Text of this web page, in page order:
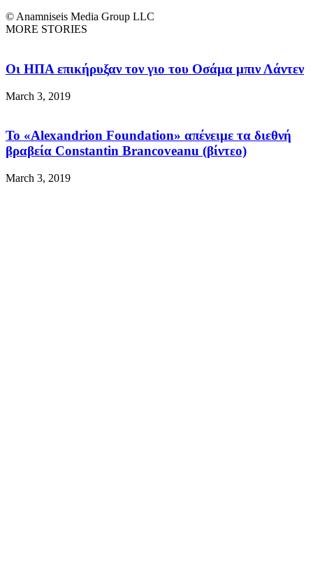
© Anamniseis Media Group LLC
MORE STORIES
Οι ΗΠΑ επικήρυξαν τον γιο του Οσάμα μπιν Λάντεν
March 3, 2019
Το «Alexandrion Foundation» απένειμε τα διεθνή
βραβεία Constantin Brancoveanu (βίντεο)
March 3, 2019